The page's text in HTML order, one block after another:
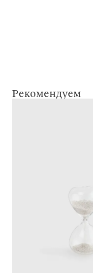
Рекомендуем